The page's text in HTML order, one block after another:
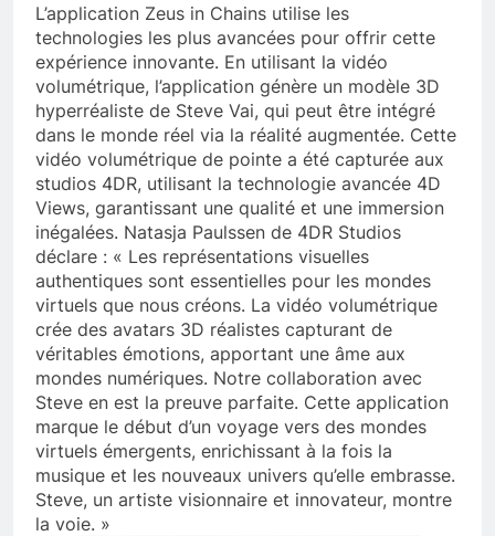
L’application Zeus in Chains utilise les
technologies les plus avancées pour offrir cette
expérience innovante. En utilisant la vidéo
volumétrique, l’application génère un modèle 3D
hyperréaliste de Steve Vai, qui peut être intégré
dans le monde réel via la réalité augmentée. Cette
vidéo volumétrique de pointe a été capturée aux
studios 4DR, utilisant la technologie avancée 4D
Views, garantissant une qualité et une immersion
inégalées. Natasja Paulssen de 4DR Studios
déclare : « Les représentations visuelles
authentiques sont essentielles pour les mondes
virtuels que nous créons. La vidéo volumétrique
crée des avatars 3D réalistes capturant de
véritables émotions, apportant une âme aux
mondes numériques. Notre collaboration avec
Steve en est la preuve parfaite. Cette application
marque le début d’un voyage vers des mondes
virtuels émergents, enrichissant à la fois la
musique et les nouveaux univers qu’elle embrasse.
Steve, un artiste visionnaire et innovateur, montre
la voie. »